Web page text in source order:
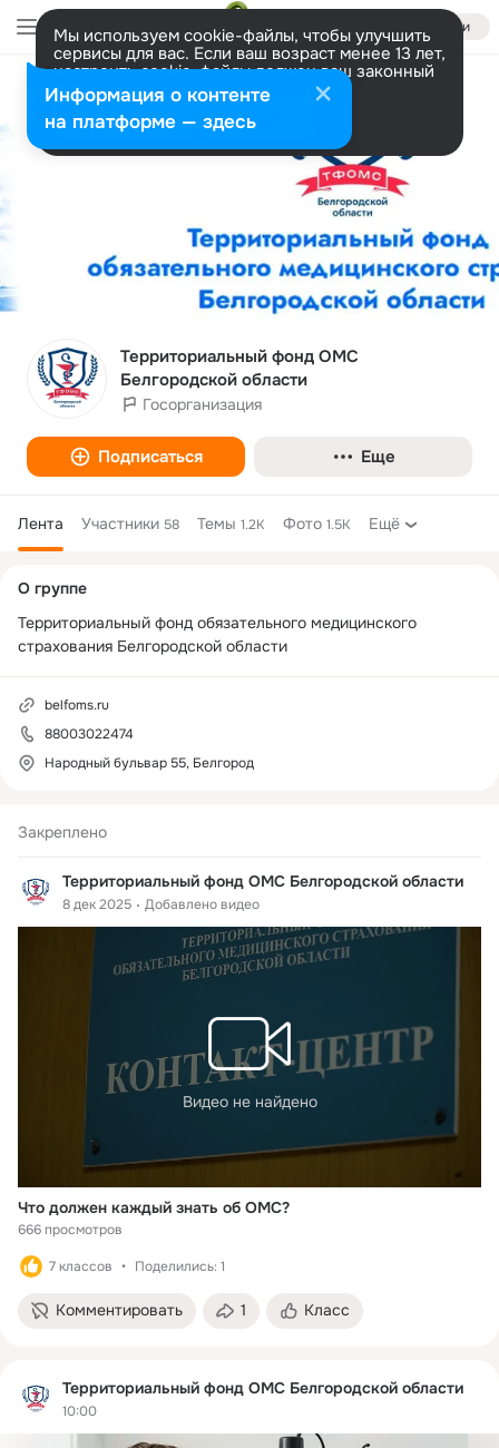
Войти
Мы используем cookie-файлы, чтобы улучшить
сервисы для вас. Если ваш возраст менее 13 лет,
настроить cookie-файлы должен ваш законный
представитель. Больше информации
Разрешить все Настроить
Территориальный фонд ОМС
Белгородской области
Госорганизация
Подписаться Еще
Лента Участники 58 Темы 1.2K Фото 1.5K Ещё
Закреплено
Территориальный фонд ОМС Белгородской области
8 дек 2025 Добавлено видео
Видео не найдено
Что должен каждый знать об ОМС?
666 просмотров
7 классов Поделились: 1
Комментировать 1 Класс
Территориальный фонд ОМС Белгородской области
10:00
колонка
О группе
Территориальный фонд обязательного медицинского
страхования Белгородской области
belfoms.ru
88003022474
Народный бульвар 55, Белгород
Информация о контенте
на платформе — здесь